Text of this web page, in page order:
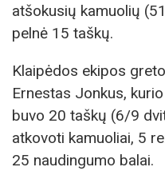
atšokusių kamuolių
pelnė 15 taškų.
Klaipėdos ekipos
Ernestas Jonkus,
buvo 20 taškų (6/9
atkovoti kamuoliai, 5
25 naudingumo balai.